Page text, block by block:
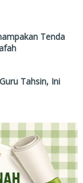
Tenda
Tahsin, Ini